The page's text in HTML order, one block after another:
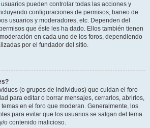
pueden controlar todas las acciones y
configuraciones de permisos, baneo de
usuarios y moderadores, etc. Dependen del
que éste les ha dado. Ellos también tienen
en cada uno de los foros, dependiendo
por el fundador del sitio.
(o grupos de individuos) que cuidan el foro
para editar o borrar mensajes, cerrarlos, abrirlos,
en el foro que moderan. Generalmente, los
para evitar que los usuarios se salgan del tema
o contenido malicioso.